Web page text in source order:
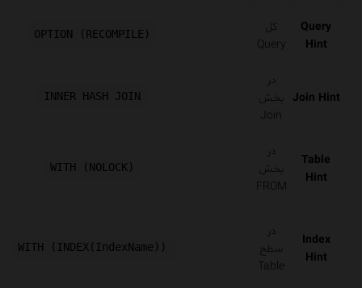
Query
Hint
کل
Query
OPTION (RECOMPILE)
Join Hint
در
بخش
Join
INNER HASH JOIN
Table
Hint
در
بخش
FROM
WITH (NOLOCK)
Index
Hint
در
سطح
Table
WITH (INDEX(IndexName))